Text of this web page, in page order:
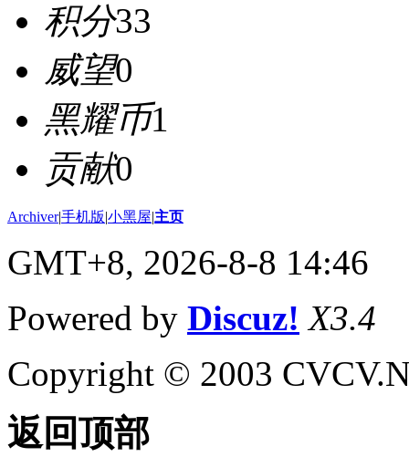
积分33
威望0
黑耀币1
贡献0
Archiver|手机版|小黑屋|主页
GMT+8, 2026-8-8 14:46
Powered by Discuz! X3.4
Copyright © 2003
返回顶部